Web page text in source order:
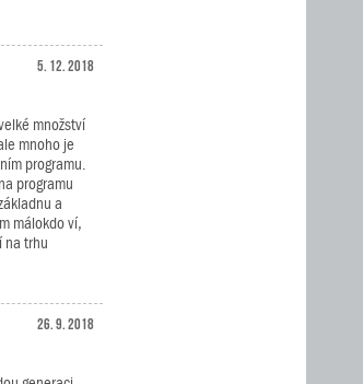
5. 12. 2018
množství
mnoho je
programu.
programu
a
málokdo ví,
na trhu
26. 9. 2018